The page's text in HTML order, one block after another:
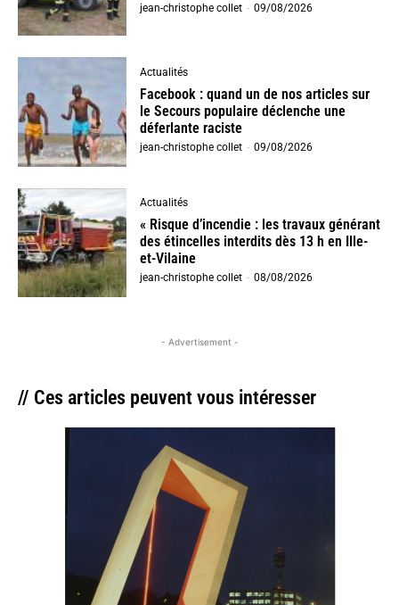
jean-christophe collet - 09/08/2026
Actualités
Facebook : quand un de nos articles sur
le Secours populaire déclenche une
déferlante raciste
jean-christophe collet - 09/08/2026
Actualités
« Risque d’incendie : les travaux générant
des étincelles interdits dès 13 h en Ille-
et-Vilaine
jean-christophe collet - 08/08/2026
- Advertisement -
// Ces articles peuvent vous intéresser